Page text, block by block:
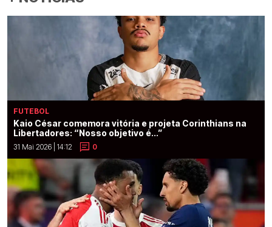
FUTEBOL
Kaio César comemora vitória e projeta Corinthians na
Libertadores: “Nosso objetivo é...”
31 Mai 2026 | 14:12 0